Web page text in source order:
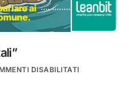
DISABILITATI